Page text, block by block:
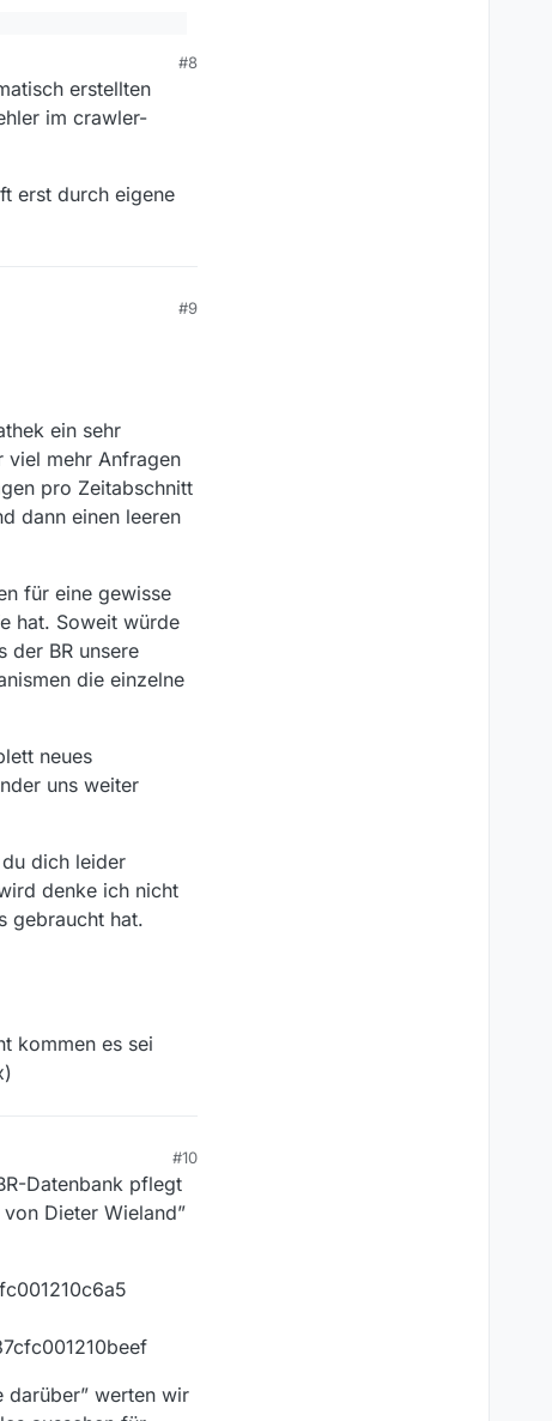
durchsucht,
da wird nichts
in der MV-Filmliste.
#8
erstellten
im crawler-
erst durch eigene
#9
ein sehr
viel mehr Anfragen
pro Zeitabschnitt
dann einen leeren
für eine gewisse
hat. Soweit würde
der BR unsere
die einzelne
neues
uns weiter
dich leider
denke ich nicht
gebraucht hat.
kommen es sei
#10
Datenbank pflegt
Dieter Wieland”
darüber” werten wir